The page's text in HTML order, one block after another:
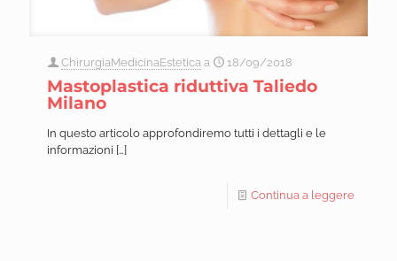
ChirurgiaMedicinaEstetica a 18/09/2018
Mastoplastica riduttiva Taliedo
Milano
In questo articolo approfondiremo tutti i dettagli e le
informazioni […]
Continua a leggere